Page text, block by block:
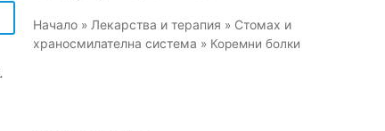
Начало » Лекарства и терапия » Стомах и
храносмилателна система » Коремни болки